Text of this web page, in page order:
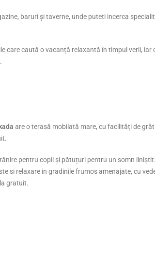
baruri și taverne, unde puteti incerca
care caută o vacanță relaxantă în timpul verii,
are o terasă mobilată mare, cu facilități de
pentru copii și pătuțuri pentru un somn
si relaxare in gradinile frumos amenajate, cu
gratuit.
din
apreciate opțiuni de cazare din
Dacă visezi la o vacanță în care sunetul
valurilor să îți fie ceas deșteptător, iar
fie la doar...